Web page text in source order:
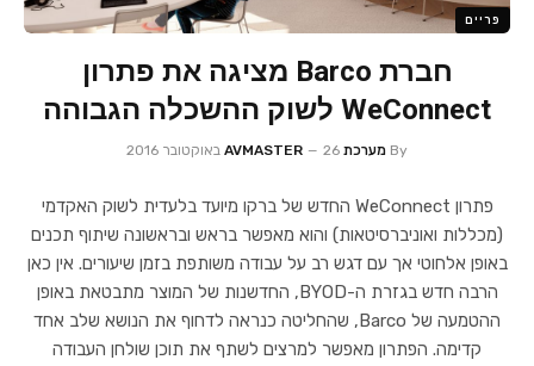
פריים
חברת Barco מציגה את פתרון
WeConnect לשוק ההשכלה הגבוהה
By מערכת AVMASTER 26 באוקטובר 2016
פתרון WeConnect החדש של ברקו מיועד בלעדית לשוק האקדמי
(מכללות ואוניברסיטאות) והוא מאפשר בראש ובראשונה שיתוף תכנים
באופן אלחוטי אך עם דגש רב על עבודה משותפת בזמן שיעורים. אין כאן
הרבה חדש בגזרת ה-BYOD, החדשנות של המוצר מתבטאת באופן
ההטמעה של Barco, שהחליטה כנראה לדחוף את הנושא שלב אחד
קדימה. הפתרון מאפשר למרצים לשתף את תוכן שולחן העבודה